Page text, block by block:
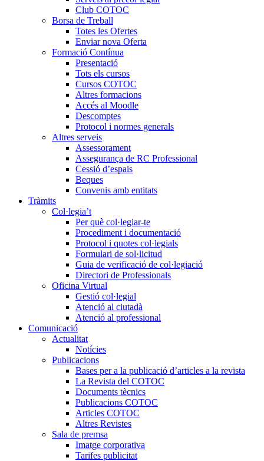
Club COTOC
Borsa de Treball
Totes les Ofertes
Enviar nova Oferta
Formació Contínua
Presentació
Tots els cursos
Cursos COTOC
Altres formacions
Accés al Moodle
Descomptes
Protocol i normes generals
Altres serveis
Assessorament
Assegurança de RC Professional
Cessió d’espais
Beques
Convenis amb entitats
Tràmits
Col·legia’t
Per què col·legiar-te
Procediment i documentació
Protocol i quotes col·legials
Formulari de sol·licitud
Guia de verificació de col·legiació
Directori de Professionals
Oficina Virtual
Gestió col·legial
Atenció al ciutadà
Atenció al professional
Comunicació
Actualitat
Notícies
Publicacions
Bases per a la publicació d’articles a la revista
La Revista del COTOC
Documents tècnics
Publicacions COTOC
Articles COTOC
Altres Revistes
Sala de premsa
Imatge corporativa
Tarifes publicitat